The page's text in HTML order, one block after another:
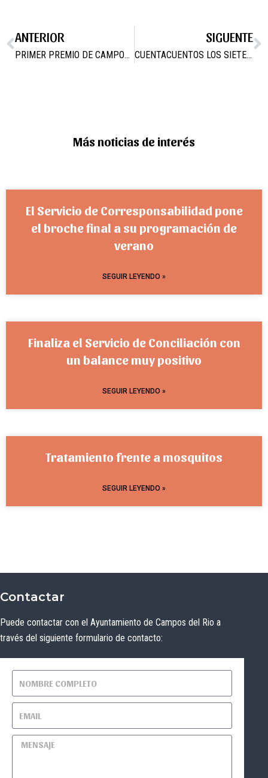
ANTERIOR
PRIMER PREMIO DE CAMPOS JOVEN PARA LA PEÑA EL LÍO
SIGUENTE
CUENTACUENTOS LOS SIETE CABRITILLOS
Más noticias de interés
El Servicio de Corresponsabilidad pone
el broche final a su programación de
verano
SEGUIR LEYENDO »
Finaliza el Servicio de Conciliación con
un balance muy positivo
SEGUIR LEYENDO »
Tratamiento frente a mosquitos
SEGUIR LEYENDO »
Contactar
Puede contactar con el Ayuntamiento de Campos del Rio a
través del siguiente formulario de contacto: